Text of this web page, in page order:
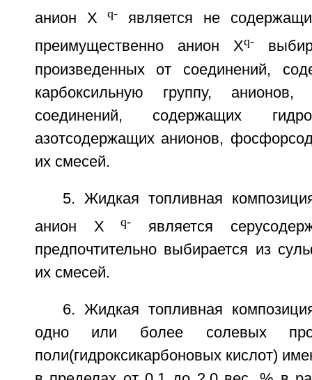
анион X q-является не
преимущественно анион Xq-
произведенных от соединений,
карбоксильную группу, анионов,
соединений, содержащих
азотсодержащих анионов,
их смесей.
5. Жидкая топливная
анион X q-
является
предпочтительно выбирается из
их смесей.
6. Жидкая топливная
одно или более солевых
поли(гидроксикарбоновых кислот)